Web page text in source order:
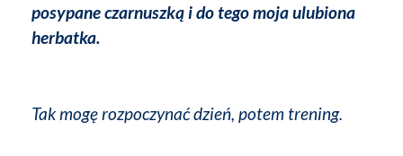
posypane czarnuszką i do tego moja ulubiona
herbatka.
Tak mogę rozpoczynać dzień, potem trening.